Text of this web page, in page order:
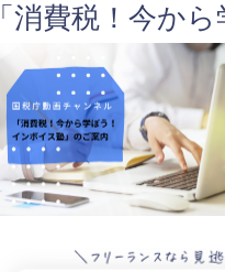
「消費税！今か